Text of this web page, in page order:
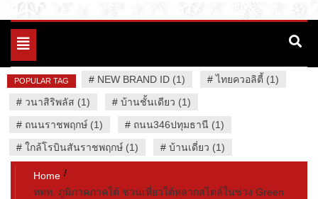
94 Report.com
Variety News
Toggle
POPULAR TAG # NEW BRAND ID (1) #ไทยควอลิตี้ (1)
# วนาสิริพลัส (1) # บ้านชั้นเดียว (1)
# ถนนราชพฤกษ์ (1) # ถนน346ปทุมธานี (1)
# ใกล้โรบินสันราชพฤกษ์ (1) # บ้านเดี่ยว (1)
Home
ททท. ภูมิภาคภาคใต้ ชวนเที่ยวใต้หลากสไตล์ในช่วง Green